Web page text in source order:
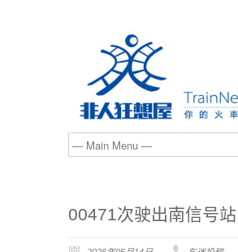
00471次驶出南信号站